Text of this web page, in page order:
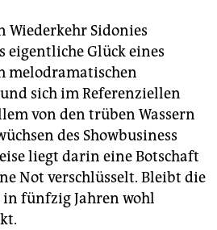
Wiederkehr Sidonies
eigentliche Glück eines
melodramatischen
sich im Referenziellen
von den trüben Wassern
des Showbusiness
liegt darin eine Botschaft
Not verschlüsselt. Bleibt die
in fünfzig Jahren wohl